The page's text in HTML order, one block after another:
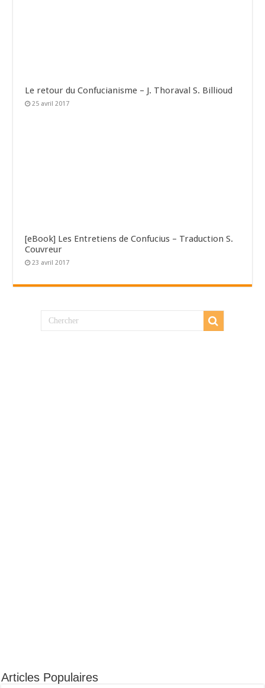
Le retour du Confucianisme – J. Thoraval S. Billioud
25 avril 2017
[eBook] Les Entretiens de Confucius – Traduction S.
Couvreur
23 avril 2017
Articles Populaires